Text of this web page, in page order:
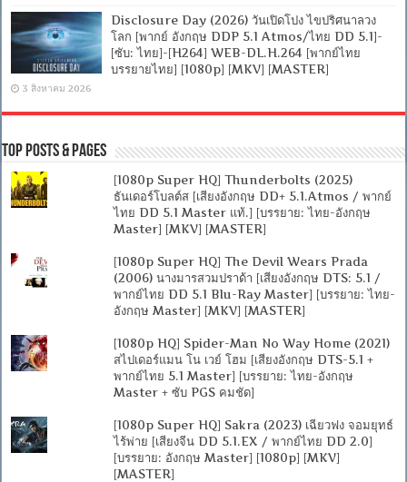
Disclosure Day (2026) วันเปิดโปง ไขปริศนาลวง
โลก [พากย์ อังกฤษ DDP 5.1 Atmos/ไทย DD 5.1]-
[ซับ: ไทย]-[H264] WEB-DL.H.264 [พากย์ไทย
บรรยายไทย] [1080p] [MKV] [MASTER]
3 สิงหาคม 2026
Top Posts & Pages
[1080p Super HQ] Thunderbolts (2025)
ธันเดอร์โบลต์ส [เสียงอังกฤษ DD+ 5.1.Atmos / พากย์
ไทย DD 5.1 Master แท้.] [บรรยาย: ไทย-อังกฤษ
Master] [MKV] [MASTER]
[1080p Super HQ] The Devil Wears Prada
(2006) นางมารสวมปราด้า [เสียงอังกฤษ DTS: 5.1 /
พากย์ไทย DD 5.1 Blu-Ray Master] [บรรยาย: ไทย-
อังกฤษ Master] [MKV] [MASTER]
[1080p HQ] Spider-Man No Way Home (2021)
สไปเดอร์แมน โน เวย์ โฮม [เสียงอังกฤษ DTS-5.1 +
พากย์ไทย 5.1 Master] [บรรยาย: ไทย-อังกฤษ
Master + ซับ PGS คมชัด]
[1080p Super HQ] Sakra (2023) เฉียวฟง จอมยุทธ์
ไร้พ่าย [เสียงจีน DD 5.1.EX / พากย์ไทย DD 2.0]
[บรรยาย: อังกฤษ Master] [1080p] [MKV]
[MASTER]